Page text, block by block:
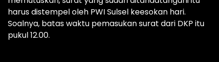
harus distempel oleh PWI Sulsel keesokan hari.
Soalnya, batas waktu pemasukan surat dari DKP itu
pukul 12.00.